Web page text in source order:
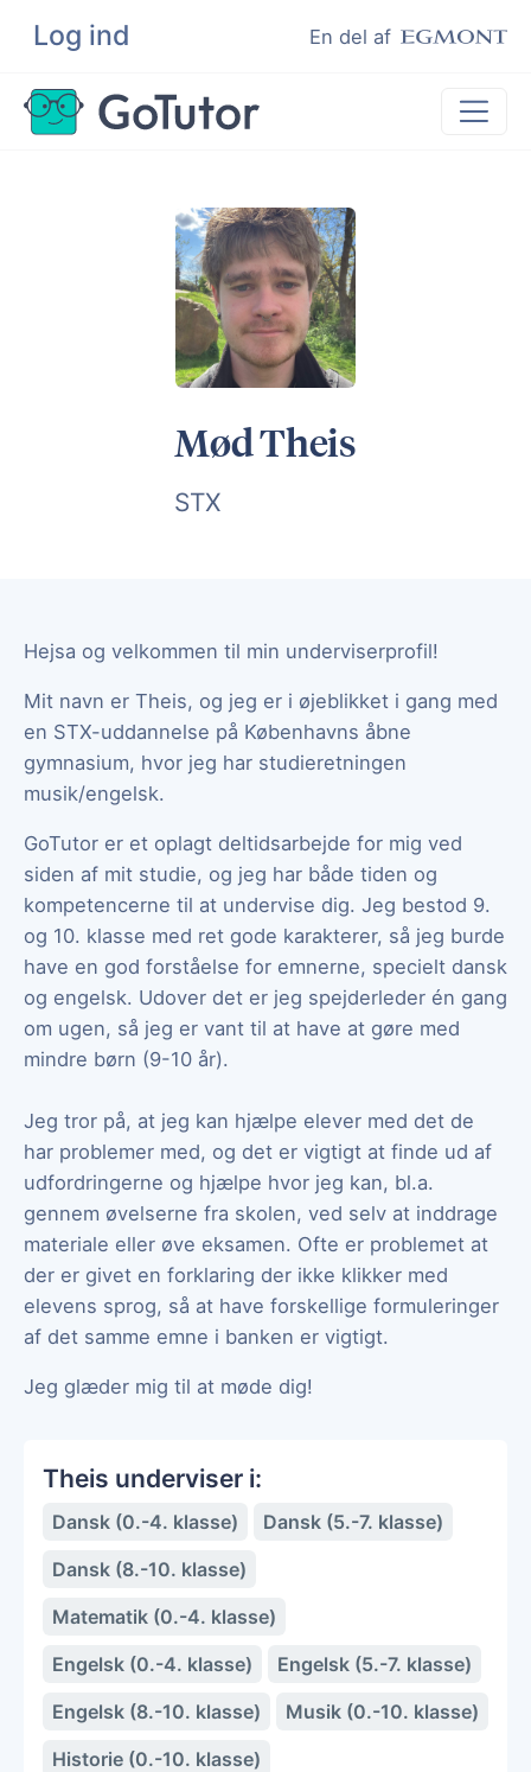
Log ind En del af
Søg
Eksamenshjælp
Hjælp til ordblinde
Kundeudtalelser
Undervisere
Mød Theis
STX
Hejsa og velkommen til min underviserprofil!
Mit navn er Theis, og jeg er i øjeblikket i gang med
en STX-uddannelse på Københavns åbne
gymnasium, hvor jeg har studieretningen
musik/engelsk.
GoTutor er et oplagt deltidsarbejde for mig ved
siden af mit studie, og jeg har både tiden og
kompetencerne til at undervise dig. Jeg bestod 9.
og 10. klasse med ret gode karakterer, så jeg burde
have en god forståelse for emnerne, specielt dansk
og engelsk. Udover det er jeg spejderleder én gang
om ugen, så jeg er vant til at have at gøre med
mindre børn (9-10 år).
Jeg tror på, at jeg kan hjælpe elever med det de
har problemer med, og det er vigtigt at finde ud af
udfordringerne og hjælpe hvor jeg kan, bl.a.
gennem øvelserne fra skolen, ved selv at inddrage
materiale eller øve eksamen. Ofte er problemet at
der er givet en forklaring der ikke klikker med
elevens sprog, så at have forskellige formuleringer
af det samme emne i banken er vigtigt.
Jeg glæder mig til at møde dig!
Theis underviser i:
Dansk (0.-4. klasse)
Dansk (5.-7. klasse)
Dansk (8.-10. klasse)
Matematik (0.-4. klasse)
Engelsk (0.-4. klasse)
Engelsk (5.-7. klasse)
Engelsk (8.-10. klasse)
Musik (0.-10. klasse)
Historie (0.-10. klasse)